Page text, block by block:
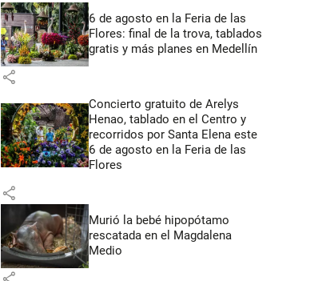
6 de agosto en la Feria de las
Flores: final de la trova, tablados
gratis y más planes en Medellín
share
Concierto gratuito de Arelys
Henao, tablado en el Centro y
recorridos por Santa Elena este
6 de agosto en la Feria de las
Flores
share
Murió la bebé hipopótamo
rescatada en el Magdalena
Medio